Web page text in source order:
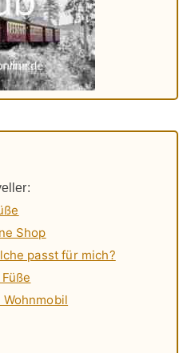
Shop
passt für mich?